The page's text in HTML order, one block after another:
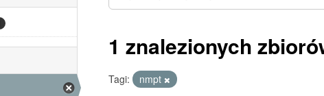
1 znalezionych
Tagi: nmpt